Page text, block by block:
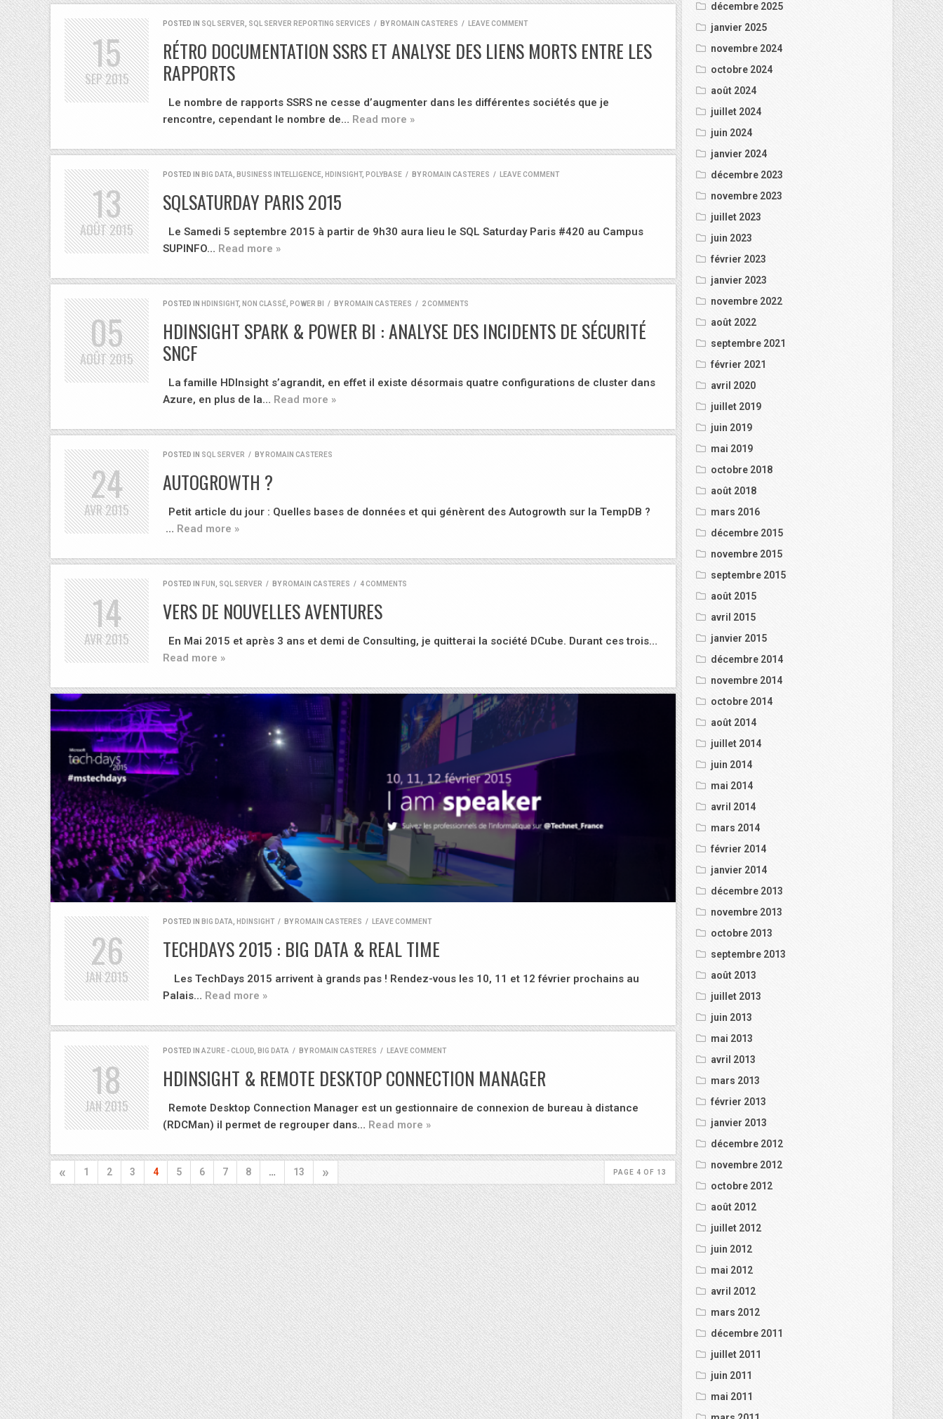
POSTED IN SQL SERVER SQL SERVER REPORTING SERVICES / BY ROMAIN CASTERES / LEAVE COMMENT
RÉTRO DOCUMENTATION SSRS ET ANALYSE DES LIENS MORTS ENTRE LES
RAPPORTS
Le nombre de rapports SSRS ne cesse d’augmenter dans les différentes sociétés que je
rencontre, cependant le nombre de… Read more »
15
SEP2015
POSTED IN BIG DATA BUSINESS INTELLIGENCE HDINSIGHT, POLYBASE / BY ROMAIN CASTERES / LEAVE COMMENT
SQLSATURDAY PARIS 2015
Le Samedi 5 septembre 2015 à partir de 9h30 aura lieu le SQL Saturday Paris #420 au Campus
SUPINFO… Read more »
13
AOÛT2015
POSTED IN HDINSIGHT, NON CLASSÉ POWER BI / BY ROMAIN CASTERES / 2 COMMENTS
HDINSIGHT SPARK & POWER BI : ANALYSE DES INCIDENTS DE SÉCURITÉ
SNCF
La famille HDInsight s’agrandit, en effet il existe désormais quatre configurations de cluster dans
Azure, en plus de la… Read more »
05
AOÛT2015
POSTED IN SQL SERVER / BY ROMAIN CASTERES
AUTOGROWTH ?
Petit article du jour : Quelles bases de données et qui génèrent des Autogrowth sur la TempDB ?
… Read more »
24
AVR2015
POSTED IN FUN SQL SERVER / BY ROMAIN CASTERES / 4 COMMENTS
VERS DE NOUVELLES AVENTURES
En Mai 2015 et après 3 ans et demi de Consulting, je quitterai la société DCube. Durant ces trois…
Read more »
14
AVR2015
POSTED IN BIG DATA HDINSIGHT / BY ROMAIN CASTERES / LEAVE COMMENT
TECHDAYS 2015 : BIG DATA & REAL TIME
Les TechDays 2015 arrivent à grands pas ! Rendez-vous les 10, 11 et 12 février prochains au
Palais… Read more »
26
JAN2015
POSTED IN AZURE - CLOUD BIG DATA / BY ROMAIN CASTERES / LEAVE COMMENT
HDINSIGHT & REMOTE DESKTOP CONNECTION MANAGER
Remote Desktop Connection Manager est un gestionnaire de connexion de bureau à distance
(RDCMan) il permet de regrouper dans… Read more »
18
JAN2015
PAGE 4 OF 13
« 1 2 3 4 5 6 7 8 … 13 »
décembre 2025
janvier 2025
novembre 2024
octobre 2024
août 2024
juillet 2024
juin 2024
janvier 2024
décembre 2023
novembre 2023
juillet 2023
juin 2023
février 2023
janvier 2023
novembre 2022
août 2022
septembre 2021
février 2021
avril 2020
juillet 2019
juin 2019
mai 2019
octobre 2018
août 2018
mars 2016
décembre 2015
novembre 2015
septembre 2015
août 2015
avril 2015
janvier 2015
décembre 2014
novembre 2014
octobre 2014
août 2014
juillet 2014
juin 2014
mai 2014
avril 2014
mars 2014
février 2014
janvier 2014
décembre 2013
novembre 2013
octobre 2013
septembre 2013
août 2013
juillet 2013
juin 2013
mai 2013
avril 2013
mars 2013
février 2013
janvier 2013
décembre 2012
novembre 2012
octobre 2012
août 2012
juillet 2012
juin 2012
mai 2012
avril 2012
mars 2012
décembre 2011
juillet 2011
juin 2011
mai 2011